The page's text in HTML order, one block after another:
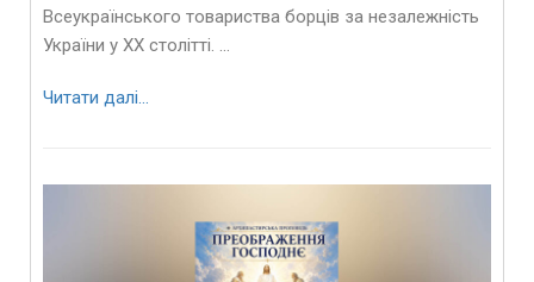
Всеукраїнського товариства борців за незалежність
України у ХХ столітті. …
Читати далі…